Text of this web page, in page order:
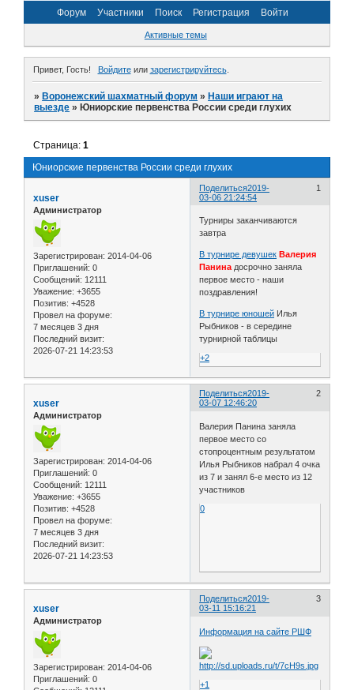
Форум Участники Поиск Регистрация Войти
Активные темы
Привет, Гость! Войдитеили зарегистрируйтесь.
»Воронежский шахматный форум »Наши играют на
выезде »Юниорские первенства России среди глухих
Юниорские первенства России среди глухих
Страница:1
Поделиться 1
2019-
03-06 21:24:54
xuser
Администратор
Зарегистрирован: 2014-04-06
Приглашений: 0
Сообщений: 12111
Уважение: +3655
Позитив: +4528
Провел на форуме:
7 месяцев 3 дня
Последний визит:
2026-07-21 14:23:53
Турниры заканчиваются
завтра
В турнире девушек Валерия
Панина досрочно заняла
первое место - наши
поздравления!
В турнире юношей Илья
Рыбников - в середине
турнирной таблицы
+2
Поделиться 2
2019-
03-07 12:46:20
xuser
Администратор
Зарегистрирован: 2014-04-06
Приглашений: 0
Сообщений: 12111
Уважение: +3655
Позитив: +4528
Провел на форуме:
7 месяцев 3 дня
Последний визит:
2026-07-21 14:23:53
Валерия Панина заняла
первое место со
стопроцентным результатом
Илья Рыбников набрал 4 очка
из 7 и занял 6-е место из 12
участников
0
Поделиться 3
2019-
03-11 15:16:21
xuser
Администратор
Зарегистрирован: 2014-04-06
Приглашений: 0
Информация на сайте РШФ
+1